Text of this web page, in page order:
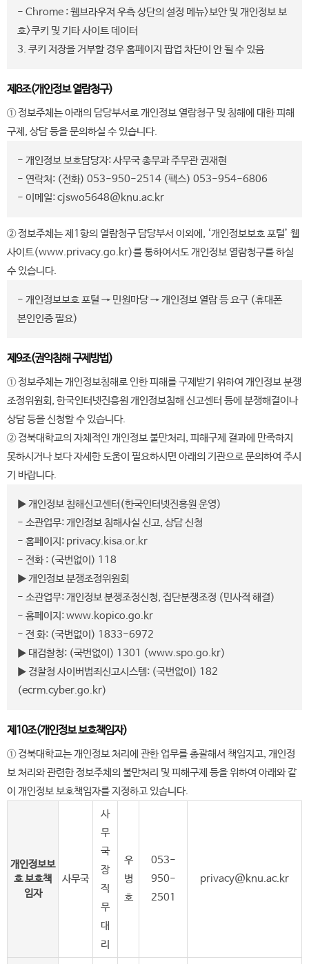
- Chrome : 웹브라우저 우측 상단의 설정 메뉴>보안 및 개인정보 보
호>쿠키 및 기타 사이트 데이터
3. 쿠키 저장을 거부할 경우 홈페이지 팝업 차단이 안 될 수 있음
제8조(개인정보 열람청구)
① 정보주체는 아래의 담당부서로 개인정보 열람청구 및 침해에 대한 피해
구제, 상담 등을 문의하실 수 있습니다.
- 개인정보 보호담당자: 사무국 총무과 주무관 권재현
- 연락처: (전화) 053-950-2514 (팩스) 053-954-6806
- 이메일: cjswo5648@knu.ac.kr
② 정보주체는 제1항의 열람청구 담당부서 이외에, ‘개인정보보호 포털’ 웹
사이트(www.privacy.go.kr)를 통하여서도 개인정보 열람청구를 하실
수 있습니다.
- 개인정보보호 포털 → 민원마당 → 개인정보 열람 등 요구 (휴대폰
본인인증 필요)
제9조(권익침해 구제방법)
① 정보주체는 개인정보침해로 인한 피해를 구제받기 위하여 개인정보 분쟁
조정위원회, 한국인터넷진흥원 개인정보침해 신고센터 등에 분쟁해결이나
상담 등을 신청할 수 있습니다.
② 경북대학교의 자체적인 개인정보 불만처리, 피해구제 결과에 만족하지
못하시거나 보다 자세한 도움이 필요하시면 아래의 기관으로 문의하여 주시
기 바랍니다.
▶ 개인정보 침해신고센터(한국인터넷진흥원 운영)
- 소관업무: 개인정보 침해사실 신고, 상담 신청
- 홈페이지: privacy.kisa.or.kr
- 전화 : (국번없이) 118
▶ 개인정보 분쟁조정위원회
- 소관업무: 개인정보 분쟁조정신청, 집단분쟁조정 (민사적 해결)
- 홈페이지: www.kopico.go.kr
- 전 화: (국번없이) 1833-6972
▶ 대검찰청: (국번없이) 1301 (www.spo.go.kr)
▶ 경찰청 사이버범죄신고시스템: (국번없이) 182
(ecrm.cyber.go.kr)
제10조(개인정보 보호책임자)
① 경북대학교는 개인정보 처리에 관한 업무를 총괄해서 책임지고, 개인정
보 처리와 관련한 정보주체의 불만처리 및 피해구제 등을 위하여 아래와 같
이 개인정보 보호책임자를 지정하고 있습니다.
개인정보보
호 보호책
임자
사무국
사
무
국
장
직
무
대
리
우
병
호
053-
950-
2501
privacy@knu.ac.kr